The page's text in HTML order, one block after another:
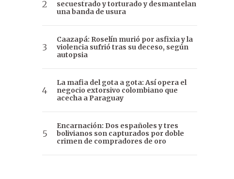
secuestrado y torturado y desmantelan
una banda de usura
Caazapá: Roselín murió por asfixia y la
violencia sufrió tras su deceso, según
autopsia
La mafia del gota a gota: Así opera el
negocio extorsivo colombiano que
acecha a Paraguay
Encarnación: Dos españoles y tres
bolivianos son capturados por doble
crimen de compradores de oro